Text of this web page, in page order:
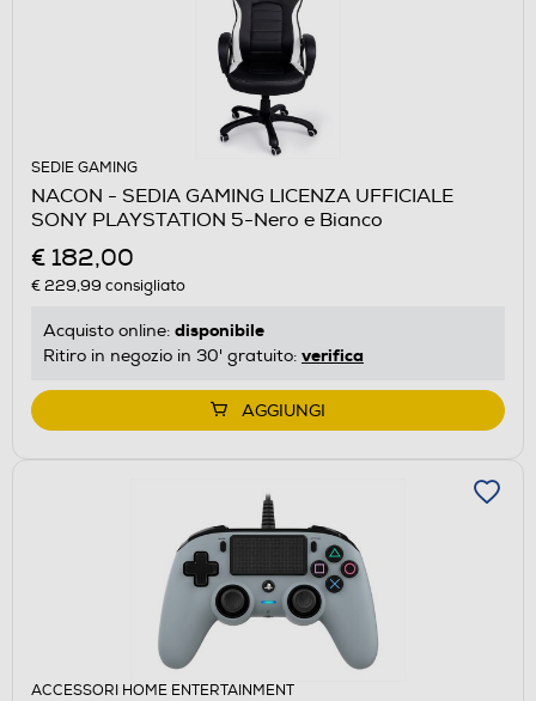
SEDIE GAMING
NACON - SEDIA GAMING LICENZA UFFICIALE
SONY PLAYSTATION 5-Nero e Bianco
€ 182,00
€ 229,99 consigliato
Acquisto online: disponibile
Ritiro in negozio in 30' gratuito: verifica
AGGIUNGI
ACCESSORI HOME ENTERTAINMENT